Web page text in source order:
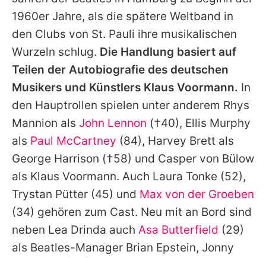
1960er Jahre, als die spätere Weltband in
den Clubs von St. Pauli ihre musikalischen
Wurzeln schlug. Die Handlung basiert auf
Teilen der Autobiografie des deutschen
Musikers und Künstlers Klaus Voormann. In
den Hauptrollen spielen unter anderem Rhys
Mannion als John Lennon (†40), Ellis Murphy
als Paul McCartney (84), Harvey Brett als
George Harrison (†58) und Casper von Bülow
als Klaus Voormann. Auch Laura Tonke (52),
Trystan Pütter (45) und Max von der Groeben
(34) gehören zum Cast. Neu mit an Bord sind
neben Lea Drinda auch Asa Butterfield (29)
als Beatles-Manager Brian Epstein, Jonny